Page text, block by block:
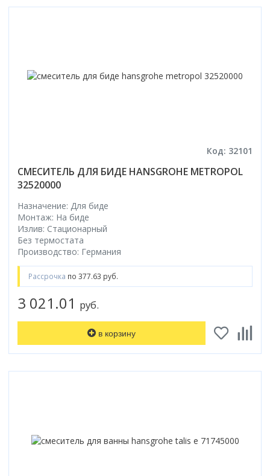
Код: 32101
СМЕСИТЕЛЬ ДЛЯ БИДЕ HANSGROHE METROPOL
32520000
Назначение: Для биде
Монтаж: На биде
Излив: Стационарный
Без термостата
Производство: Германия
Рассрочка по 377.63 руб.
3 021.01 руб.
в корзину